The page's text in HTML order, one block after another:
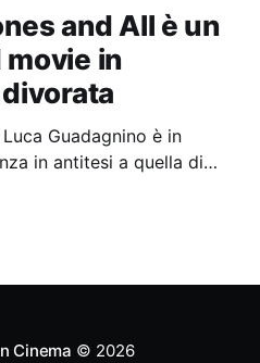
and All è un
in
divorata
Guadagnino è in
in antitesi a quella di
Cinema © 2026